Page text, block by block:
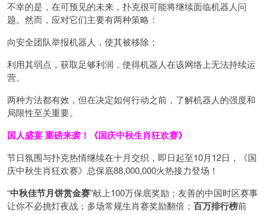
不幸的是，在可预见的未来，扑克很可能将继续面临机器人问
题。然而，应对它们主要有两种策略：
向安全团队举报机器人，使其被移除；
利用其弱点，获取足够利润，使得机器人在该网络上无法持续运
营。
两种方法都有效，但在决定如何行动之前，了解机器人的强度和
局限性至关重要。
国人盛宴 重磅来袭！ 《国庆中秋生肖狂欢赛》
节日氛围与扑克热情继续在十月交织，即日起至10月12日，《国
庆中秋生肖狂欢赛》总保底88,000,000火热接力登场！
“中秋佳节月饼赏金赛”献上100万保底奖励；友善的中国时区赛事
让你不必挑灯夜战 ； 多场常规生肖赛奖励翻倍； 百万排行榜前